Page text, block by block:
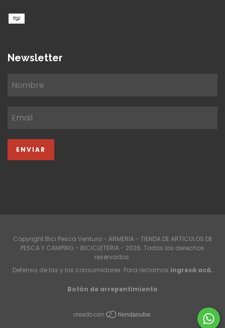
Newsletter
Copyright Bici Pesca Ventura - ARMERIA - TIENDA DE ARTICULOS DE
PESCA Y CAMPING - BICICLETERIA - 2026. Todos los derechos
reservados.
Defensa de las y los consumidores. Para reclamos ingresá acá.
Botón de arrepentimiento